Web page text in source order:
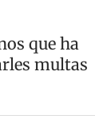
que ha
multas